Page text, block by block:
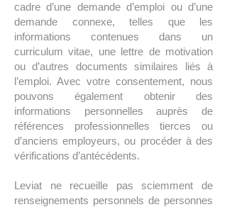
cadre d’une demande d’emploi ou d’une
demande connexe, telles que les
informations contenues dans un
curriculum vitae, une lettre de motivation
ou d’autres documents similaires liés à
l’emploi. Avec votre consentement, nous
pouvons également obtenir des
informations personnelles auprès de
références professionnelles tierces ou
d’anciens employeurs, ou procéder à des
vérifications d’antécédents.
Leviat ne recueille pas sciemment de
renseignements personnels de personnes